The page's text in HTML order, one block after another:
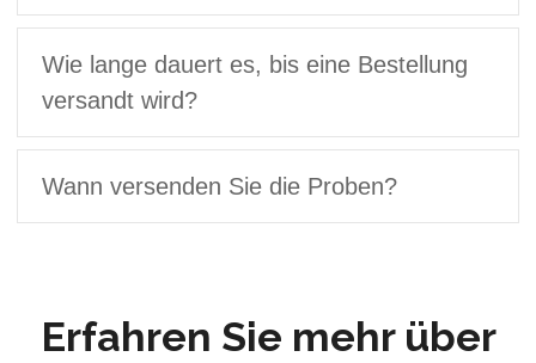
Wie lange dauert es, bis eine Bestellung
versandt wird?
Wann versenden Sie die Proben?
Erfahren Sie mehr über